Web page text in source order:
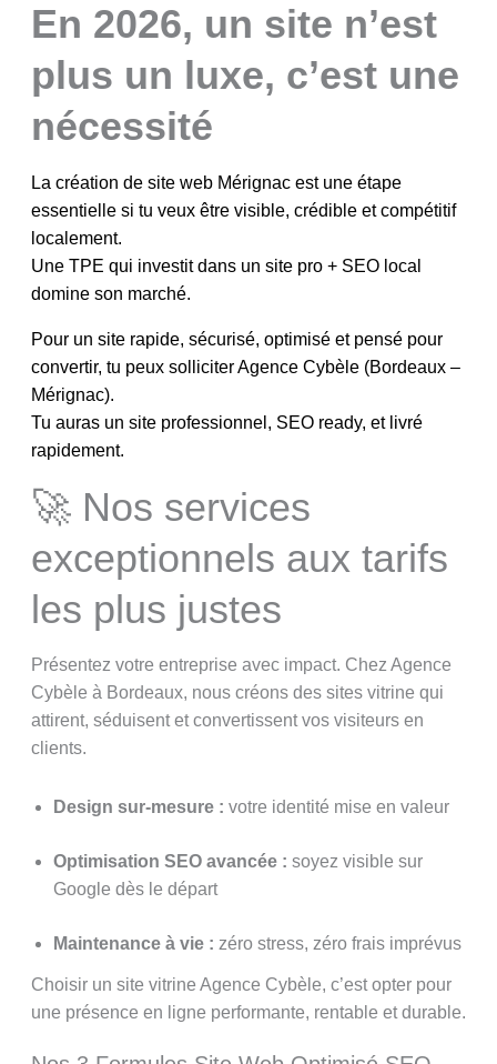
En 2026, un site n’est
plus un luxe, c’est une
nécessité
La création de site web Mérignac est une étape
essentielle si tu veux être visible, crédible et compétitif
localement.
Une TPE qui investit dans un site pro + SEO local
domine son marché.
Pour un site rapide, sécurisé, optimisé et pensé pour
convertir, tu peux solliciter Agence Cybèle (Bordeaux –
Mérignac).
Tu auras un site professionnel, SEO ready, et livré
rapidement.
🚀 Nos services
exceptionnels aux tarifs
les plus justes
Présentez votre entreprise avec impact. Chez Agence
Cybèle à Bordeaux, nous créons des sites vitrine qui
attirent, séduisent et convertissent vos visiteurs en
clients.
Design sur-mesure : votre identité mise en valeur
Optimisation SEO avancée : soyez visible sur
Google dès le départ
Maintenance à vie : zéro stress, zéro frais imprévus
Choisir un site vitrine Agence Cybèle, c’est opter pour
une présence en ligne performante, rentable et durable.